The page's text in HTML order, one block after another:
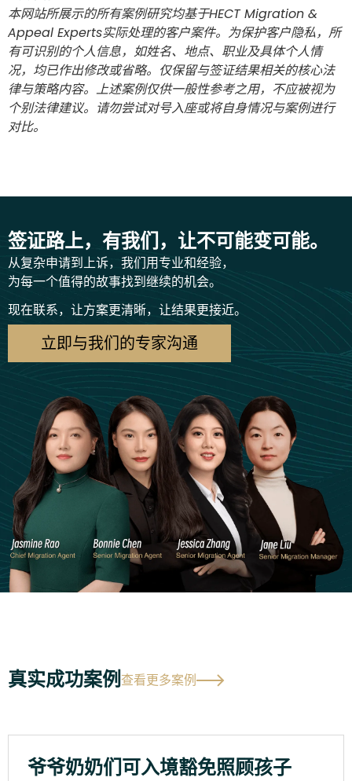
本网站所展示的所有案例研究均基于HECT Migration &
Appeal Experts实际处理的客户案件。为保护客户隐私，所
有可识别的个人信息，如姓名、地点、职业及具体个人情
况，均已作出修改或省略。仅保留与签证结果相关的核心法
律与策略内容。上述案例仅供一般性参考之用，不应被视为
个别法律建议。请勿尝试对号入座或将自身情况与案例进行
对比。
签证路上，有我们，让不可能变可能。
从复杂申请到上诉，我们用专业和经验，
为每一个值得的故事找到继续的机会。
现在联系，让方案更清晰，让结果更接近。
立即与我们的专家沟通
真实成功案例查看更多案例
爷爷奶奶们可入境豁免照顾孩子